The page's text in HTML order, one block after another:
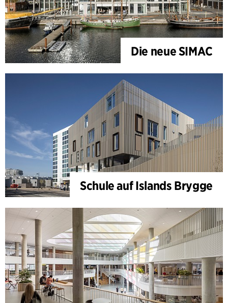
Die neue SIMAC
Schule auf Islands Brygge